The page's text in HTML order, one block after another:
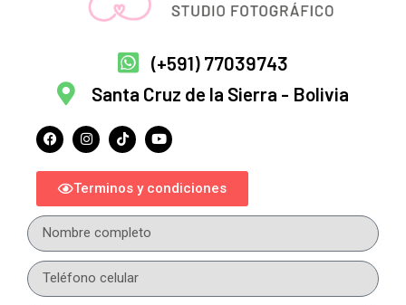
(+591) 77039743
Santa Cruz de la Sierra - Bolivia
Terminos y condiciones